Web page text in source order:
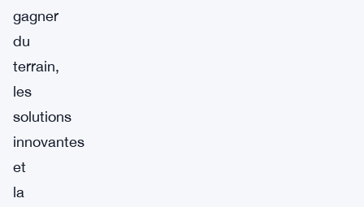
gagner
du
terrain,
les
solutions
innovantes
et
la